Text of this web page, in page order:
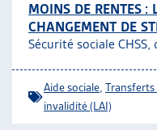
MOINS DE RENTES :
CHANGEMENT DE
Sécurité sociale
Aide sociale Transferts
invalidité (LAI)